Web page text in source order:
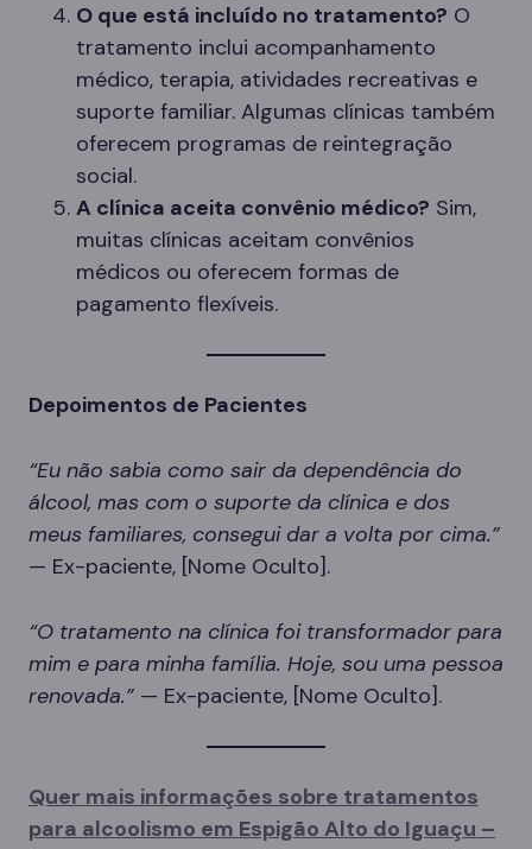
O que está incluído no tratamento? O
tratamento inclui acompanhamento
médico, terapia, atividades recreativas e
suporte familiar. Algumas clínicas também
oferecem programas de reintegração
social.
A clínica aceita convênio médico? Sim,
muitas clínicas aceitam convênios
médicos ou oferecem formas de
pagamento flexíveis.
Depoimentos de Pacientes
“Eu não sabia como sair da dependência do
álcool, mas com o suporte da clínica e dos
meus familiares, consegui dar a volta por cima.”
— Ex-paciente, [Nome Oculto].
“O tratamento na clínica foi transformador para
mim e para minha família. Hoje, sou uma pessoa
renovada.” — Ex-paciente, [Nome Oculto].
Quer mais informações sobre tratamentos
para alcoolismo em Espigão Alto do Iguaçu –